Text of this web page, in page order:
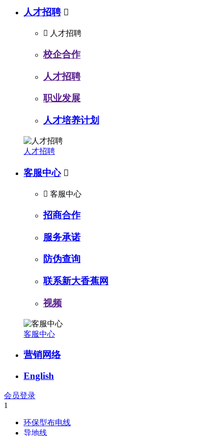
人才招聘 
 人才招聘
校企合作
人才招聘
职业发展
人才培养计划
人才招聘
客服中心 
 客服中心
招商合作
服务承诺
防伪查询
联系新大香蕉网
视频
客服中心
营销网络
English
会员登录
1
环保型布电线
导地线